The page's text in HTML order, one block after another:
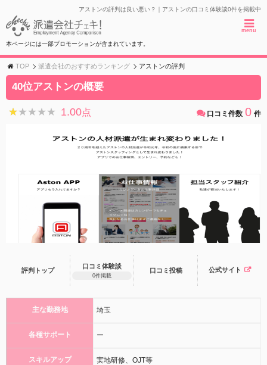
アストンの評判は良い悪い？｜アストンの口コミ体験談0件を掲載中
menu
本ページには一部プロモーションが含まれています。
TOP 派遣会社のおすすめランキング アストンの評判
40位アストンの概要
★★★★★
★★★★★ 1.00点 口コミ件数 0 件
評判トップ
口コミ体験談
0件掲載
口コミ 投稿 公式サイト
主な勤務地 埼玉
各種サポート ー
スキルアップ 実地研修、OJT等